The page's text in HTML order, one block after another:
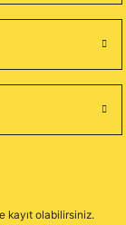
kayıt olabilirsiniz.